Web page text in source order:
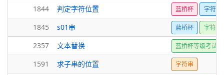
1844 判定字符位置 蓝桥杯 字符串
1845 s01串 蓝桥杯 字符串
2357 文本替换 蓝桥杯等级考试
1591 求子串的位置 字符串